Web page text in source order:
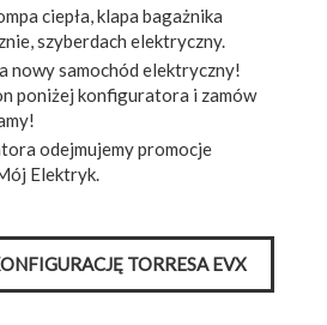
ciepła, klapa bagażnika
szyberdach elektryczny.
nowy samochód elektryczny!
poniżej konfiguratora i zamów
odejmujemy promocje
Elektryk.
TORRESA EVX